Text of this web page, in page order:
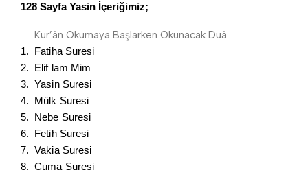
128 Sayfa Yasin İçeriğimiz;
Kur’ân Okumaya Başlarken Okunacak Duâ
1. Fatiha Suresi
2. Elif lam Mim
3. Yasin Suresi
4. Mülk Suresi
5. Nebe Suresi
6. Fetih Suresi
7. Vakia Suresi
8. Cuma Suresi